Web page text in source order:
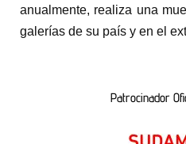
anualmente, realiza una
galerías de su país y en el
Patrocinador